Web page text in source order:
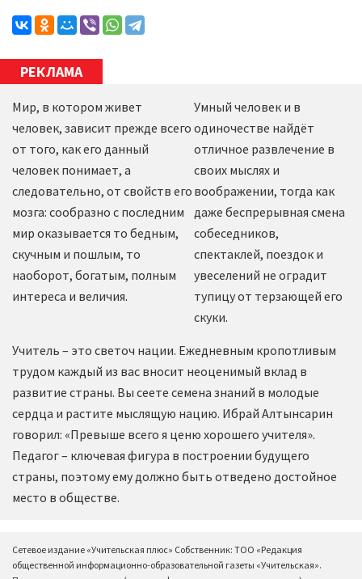
РЕКЛАМА
Мир, в котором живет
человек, зависит прежде всего
от того, как его данный
человек понимает, а
следовательно, от свойств его
мозга: сообразно с последним
мир оказывается то бедным,
скучным и пошлым, то
наоборот, богатым, полным
интереса и величия.
Умный человек и в
одиночестве найдёт
отличное развлечение в
своих мыслях и
воображении, тогда как
даже беспрерывная смена
собеседников,
спектаклей, поездок и
увеселений не оградит
тупицу от терзающей его
скуки.
Учитель – это светоч нации. Ежедневным кропотливым
трудом каждый из вас вносит неоценимый вклад в
развитие страны. Вы сеете семена знаний в молодые
сердца и растите мыслящую нацию. Ибрай Алтынсарин
говорил: «Превыше всего я ценю хорошего учителя».
Педагог – ключевая фигура в построении будущего
страны, поэтому ему должно быть отведено достойное
место в обществе.
Сетевое издание «Учительская плюс» Собственник: ТОО «Редакция
общественной информационно-образовательной газеты «Учительская».